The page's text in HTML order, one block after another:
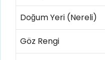
Doğum Yeri (Nereli)
Göz Rengi